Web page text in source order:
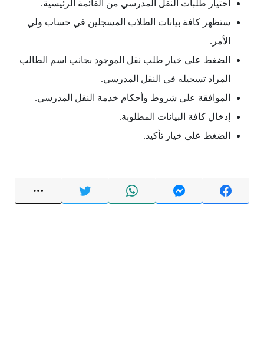
اختيار طلبات النقل المدرسي من القائمة الرئيسية.
ستظهر كافة بيانات الطلاب المسجلين في حساب ولي
الأمر.
الضغط على خيار طلب نقل الموجود بجانب اسم الطالب
المراد تسجيله في النقل المدرسي.
الموافقة على شروط وأحكام خدمة النقل المدرسي.
إدخال كافة البيانات المطلوبة.
الضغط على خيار تأكيد.